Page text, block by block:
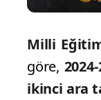
Milli
göre,
ikinci ara